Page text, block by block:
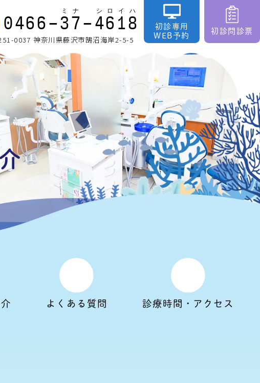
0466-37-4618
0037 神奈川県藤沢市鵠沼海岸2-5-5
初診専用
WEB予約
初診問診票
よくある質問 診療時間・アクセス